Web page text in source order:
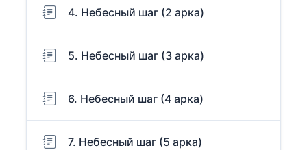
4. Небесный шаг (2 арка)
5. Небесный шаг (3 арка)
6. Небесный шаг (4 арка)
7. Небесный шаг (5 арка)